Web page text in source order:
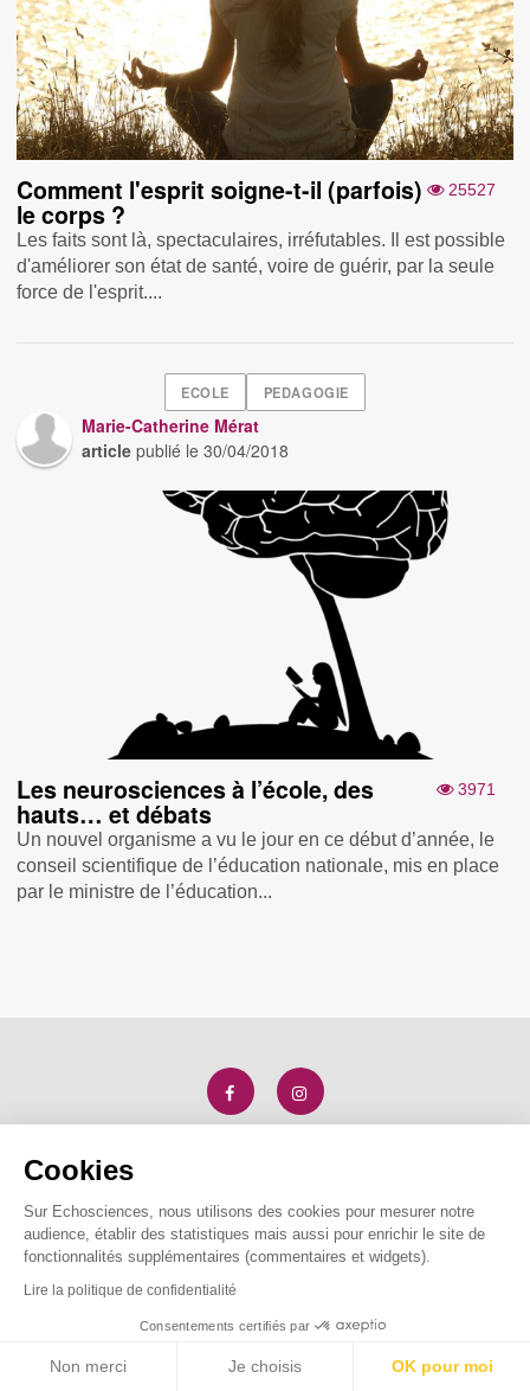
Cookies
Sur Echosciences, nous utilisons des cookies pour mesurer notre
audience, établir des statistiques mais aussi pour enrichir le site de
fonctionnalités supplémentaires (commentaires et widgets).
Lire la politique de confidentialité
Consentements certifiés par
Non merci Je choisis OK pour moi
25527
Comment l'esprit soigne-t-il (parfois)
le corps ?
Les faits sont là, spectaculaires, irréfutables. Il est possible
d'améliorer son état de santé, voire de guérir, par la seule
force de l'esprit....
ECOLE PEDAGOGIE
Marie-Catherine Mérat
article publié le30/04/2018
3971
Les neurosciences à l’école, des
hauts… et débats
Un nouvel organisme a vu le jour en ce début d’année, le
conseil scientifique de l’éducation nationale, mis en place
par le ministre de l’éducation...